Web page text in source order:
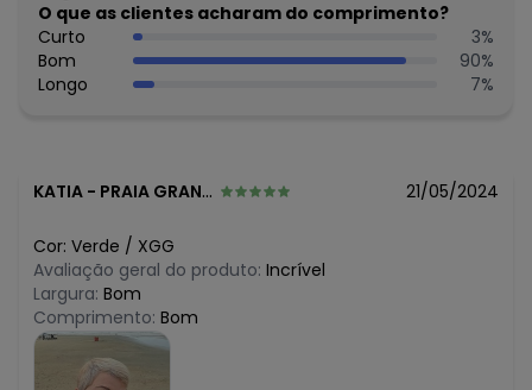
fevereiro/2026 R$ 39,13
O que as clientes acharam do comprimento?
Curto
3%
Bom
90%
Longo
7%
KATIA - PRAIA GRANDE - SP 21/05/2024
Cor: Verde / XGG
Avaliação geral do produto: Incrível
Largura: Bom
Comprimento: Bom